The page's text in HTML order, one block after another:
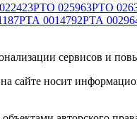
022423РТО 025963РТО
РТА 0014792РТА
сервисов и
сайте носит